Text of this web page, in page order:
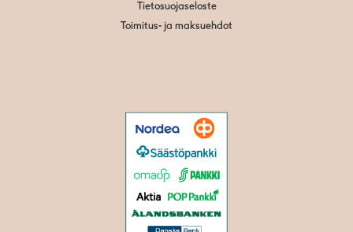
Tietosuojaseloste
Toimitus- ja maksuehdot